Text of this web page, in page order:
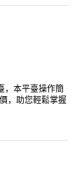
，本平臺操作簡
，助您輕鬆掌握